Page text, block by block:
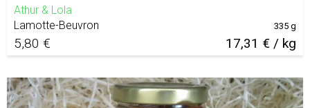
Athur & Lola
Lamotte-Beuvron
5,80 € 17,31 € / kg
335 g